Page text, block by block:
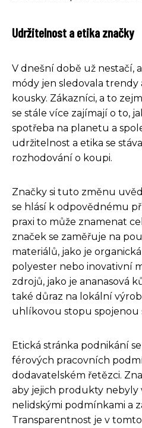
Udržitelnost a etika značky
V dnešní době už nestačí,
módy jen sledovala trendy
kousky. Zákazníci, a to
se stále více zajímají o to,
spotřeba na planetu a
udržitelnost a etika se
rozhodování o koupi.
Značky si tuto změnu
se hlásí k odpovědnému
praxi to může znamenat
značek se zaměřuje na
materiálů, jako je
polyester nebo inovativní
zdrojů, jako je ananasová
také důraz na lokální
uhlíkovou stopu spojenou
Etická stránka podnikání
férových pracovních
dodavatelském řetězci.
aby jejich produkty nebyly
nelidskými podmínkami a
Transparentnost je v